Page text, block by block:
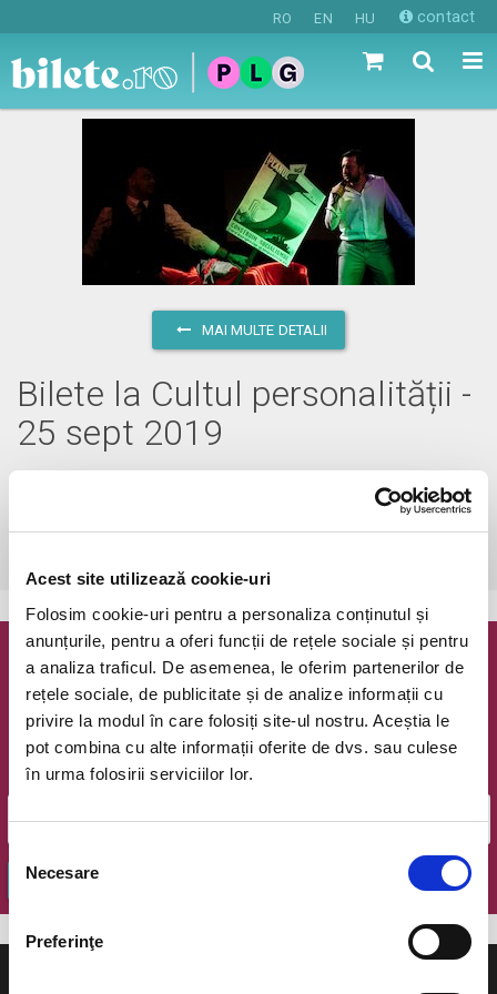
Acest site utilizează cookie-uri
Folosim cookie-uri pentru a personaliza conținutul și
anunțurile, pentru a oferi funcții de rețele sociale și pentru
a analiza traficul. De asemenea, le oferim partenerilor de
rețele sociale, de publicitate și de analize informații cu
privire la modul în care folosiți site-ul nostru. Aceștia le
pot combina cu alte informații oferite de dvs. sau culese
în urma folosirii serviciilor lor.
Selecția
consimțământului
Necesare
Preferinţe
RO EN HU contact
MAI MULTE DETALII
Bilete la Cultul personalității -
25 sept 2019
vezi pe harta
Newsletter @ Bilete.ro
Oferte exclusive si o editie saptamanala cu cele mai noi
evenimente.
Email
OK